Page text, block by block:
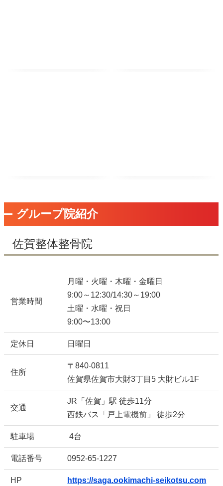
グループ院紹介
佐賀整体整骨院
営業時間
月曜・火曜・木曜・金曜日
9:00～12:30/14:30～19:00
土曜・水曜・祝日
9:00〜13:00
定休日 日曜日
住所
〒840-0811
佐賀県佐賀市大財3丁目5 大財ビル1F
交通
JR「佐賀」駅 徒歩11分
西鉄バス「戸上電機前」 徒歩2分
駐車場 4台
電話番号 0952-65-1227
HP https://saga.ookimachi-seikotsu.com